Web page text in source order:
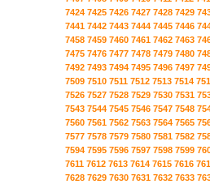
7424 7425 7426 7427 7428 7429
7441 7442 7443 7444 7445 7446
7458 7459 7460 7461 7462 7463
7475 7476 7477 7478 7479 7480
7492 7493 7494 7495 7496 7497
7509 7510 7511 7512 7513 7514
7526 7527 7528 7529 7530 7531
7543 7544 7545 7546 7547 7548
7560 7561 7562 7563 7564 7565
7577 7578 7579 7580 7581 7582
7594 7595 7596 7597 7598 7599
7611 7612 7613 7614 7615 7616
7628 7629 7630 7631 7632 7633